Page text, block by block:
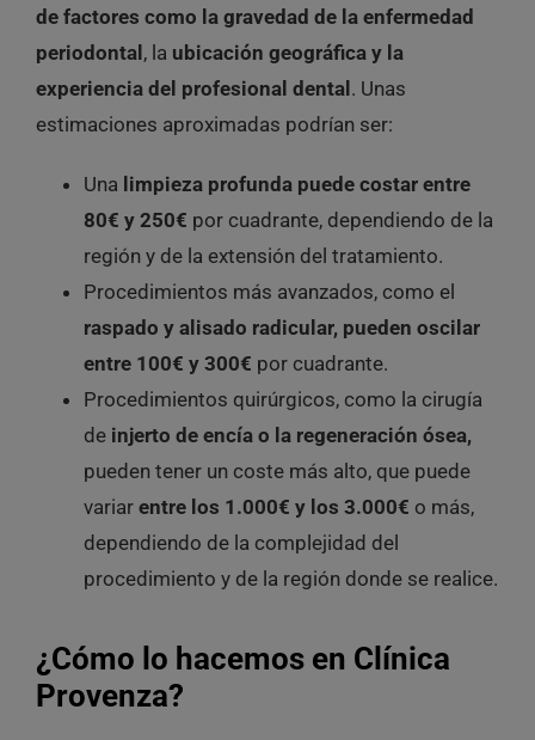
de factores como la gravedad de la enfermedad
periodontal , la ubicación geográfica y la
experiencia del profesional dental . Unas
estimaciones aproximadas podrían ser:
Una limpieza profunda puede costar entre
80€ y 250€ por cuadrante, dependiendo de la
región y de la extensión del tratamiento.
Procedimientos más avanzados, como el
raspado y alisado radicular, pueden oscilar
entre 100€ y 300€ por cuadrante.
Procedimientos quirúrgicos, como la cirugía
de injerto de encía o la regeneración ósea,
pueden tener un coste más alto, que puede
variar entre los 1.000€ y los 3.000€ o más,
dependiendo de la complejidad del
procedimiento y de la región donde se realice.
¿Cómo lo hacemos en Clínica
Provenza?